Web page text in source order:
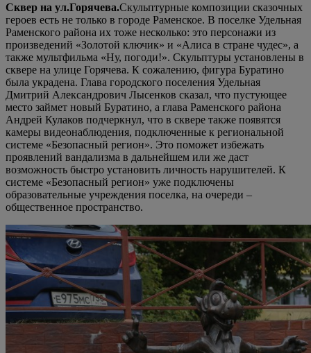
Сквер на ул.Горячева.Скульптурные композиции сказочных
героев есть не только в городе Раменское. В поселке Удельная
Раменского района их тоже несколько: это персонажи из
произведений «Золотой ключик» и «Алиса в стране чудес», а
также мультфильма «Ну, погоди!». Скульптуры установлены в
сквере на улице Горячева. К сожалению, фигура Буратино
была украдена. Глава городского поселения Удельная
Дмитрий Александрович Лысенков сказал, что пустующее
место займет новый Буратино, а глава Раменского района
Андрей Кулаков подчеркнул, что в сквере также появятся
камеры видеонаблюдения, подключенные к региональной
системе «Безопасный регион». Это поможет избежать
проявлений вандализма в дальнейшем или же даст
возможность быстро установить личность нарушителей. К
системе «Безопасный регион» уже подключены
образовательные учреждения поселка, на очереди –
общественное пространство.